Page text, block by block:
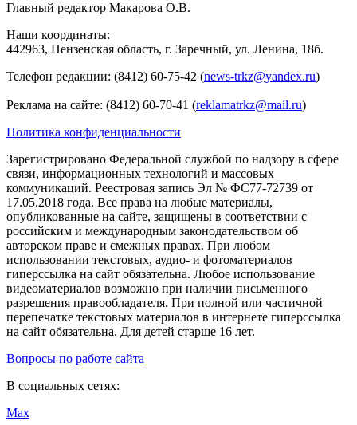
Главный редактор Макарова О.В.
Наши координаты:
442963, Пензенская область, г. Заречный, ул. Ленина, 18б.
Телефон редакции: (8412) 60-75-42 (news-trkz@yandex.ru)
Реклама на сайте: (8412) 60-70-41 (reklamatrkz@mail.ru)
Политика конфиденциальности
Зарегистрировано Федеральной службой по надзору в сфере
связи, информационных технологий и массовых
коммуникаций. Реестровая запись Эл № ФС77-72739 от
17.05.2018 года. Все права на любые материалы,
опубликованные на сайте, защищены в соответствии с
российским и международным законодательством об
авторском праве и смежных правах. При любом
использовании текстовых, аудио- и фотоматериалов
гиперссылка на сайт обязательна. Любое использование
видеоматериалов возможно при наличии письменного
разрешения правообладателя. При полной или частичной
перепечатке текстовых материалов в интернете гиперссылка
на сайт обязательна. Для детей старше 16 лет.
Вопросы по работе сайта
В социальных сетях:
Max